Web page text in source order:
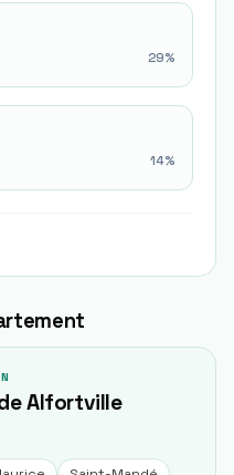
29%
14%
Alfortville